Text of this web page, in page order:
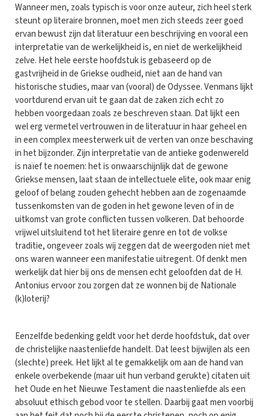
Wanneer men, zoals typisch is voor onze auteur, zich heel sterk
steunt op literaire bronnen, moet men zich steeds zeer goed
ervan bewust zijn dat literatuur een beschrijving en vooral een
interpretatie van de werkelijkheid is, en niet de werkelijkheid
zelve. Het hele eerste hoofdstuk is gebaseerd op de
gastvrijheid in de Griekse oudheid, niet aan de hand van
historische studies, maar van (vooral) de Odyssee. Venmans lijkt
voortdurend ervan uit te gaan dat de zaken zich echt zo
hebben voorgedaan zoals ze beschreven staan. Dat lijkt een
wel erg vermetel vertrouwen in de literatuur in haar geheel en
in een complex meesterwerk uit de verten van onze beschaving
in het bijzonder. Zijn interpretatie van de antieke godenwereld
is naïef te noemen: het is onwaarschijnlijk dat de gewone
Griekse mensen, laat staan de intellectuele elite, ook maar enig
geloof of belang zouden gehecht hebben aan de zogenaamde
tussenkomsten van de goden in het gewone leven of in de
uitkomst van grote conflicten tussen volkeren. Dat behoorde
vrijwel uitsluitend tot het literaire genre en tot de volkse
traditie, ongeveer zoals wij zeggen dat de weergoden niet met
ons waren wanneer een manifestatie uitregent. Of denkt men
werkelijk dat hier bij ons de mensen echt geloofden dat de H.
Antonius ervoor zou zorgen dat ze wonnen bij de Nationale
(k)loterij?
Eenzelfde bedenking geldt voor het derde hoofdstuk, dat over
de christelijke naastenliefde handelt. Dat leest bijwijlen als een
(slechte) preek. Het lijkt al te gemakkelijk om aan de hand van
enkele overbekende (maar uit hun verband gerukte) citaten uit
het Oude en het Nieuwe Testament die naastenliefde als een
absoluut ethisch gebod voor te stellen. Daarbij gaat men voorbij